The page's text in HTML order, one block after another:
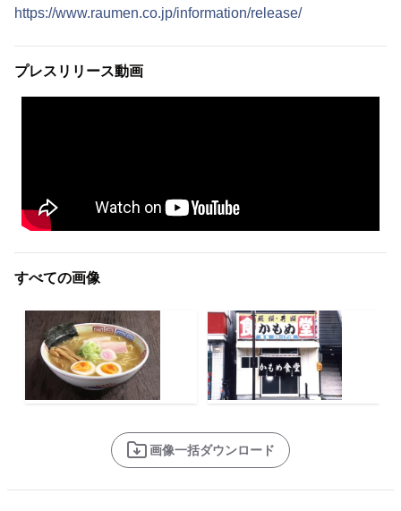
https://www.raumen.co.jp/information/release/
プレスリリース動画
すべての画像
画像一括ダウンロード